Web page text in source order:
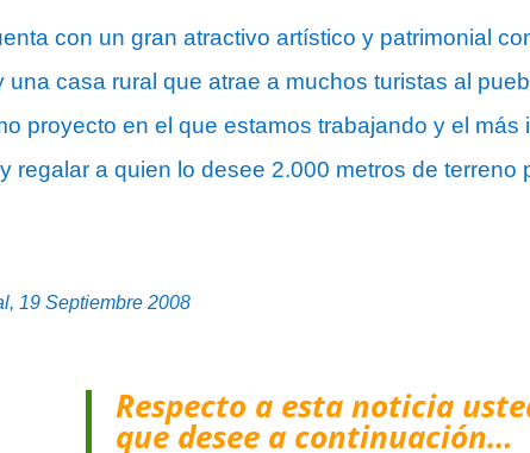
con un gran atractivo artístico y patrimonial
una casa rural que atrae a muchos turistas al
proyecto en el que estamos trabajando y el
regalar a quien lo desee 2.000 metros de terreno
19 Septiembre 2008
Respecto a esta noticia
que desee a continuación…